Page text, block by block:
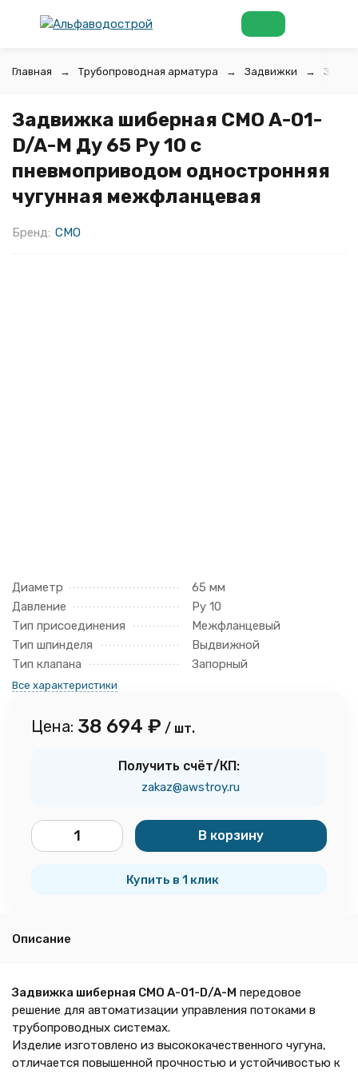
Главная Трубопроводная арматура Задвижки
Задвижка шиберная СМО A-01-
D/A-M Ду 65 Ру 10 с
пневмоприводом одностронняя
чугунная межфланцевая
Бренд: CMO
Диаметр
65 мм
Давление
Ру 10
Тип присоединения
Межфланцевый
Тип шпинделя
Выдвижной
Тип клапана
Запорный
Все характеристики
Цена: 38 694 ₽ / шт.
Получить счёт/КП:
zakaz@awstroy.ru
В корзину
Купить в 1 клик
Описание
Задвижка шиберная СМО A-01-D/A-M передовое
решение для автоматизации управления потоками в
трубопроводных системах.
Изделие изготовлено из высококачественного чугуна,
отличается повышенной прочностью и устойчивостью к